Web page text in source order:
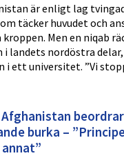
är enligt lag
täcker huvudet och
Men en niqab
landets nordöstra
i ett universitet. ”Vi
burka –